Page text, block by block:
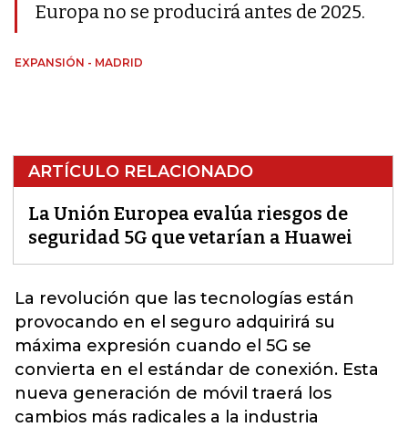
Europa no se producirá antes de 2025.
EXPANSIÓN - MADRID
ARTÍCULO RELACIONADO
La Unión Europea evalúa riesgos de
seguridad 5G que vetarían a Huawei
La revolución que las tecnologías están
provocando en el seguro adquirirá su
máxima expresión cuando el 5G se
convierta en el estándar de conexión. Esta
nueva generación de móvil traerá los
cambios más radicales a la industria